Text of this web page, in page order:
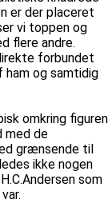
er der placeret
vi toppen og
flere andre.
forbundet
og samtidig
omkring figuren
med de
grænsende til
ikke nogen
som